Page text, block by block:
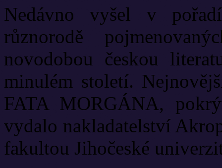
Nedávno vyšel v
různorodě
novodobou českou
minulém století.
FATA MORGÁNA,
vydalo nakladatelství
fakultou Jihočeské